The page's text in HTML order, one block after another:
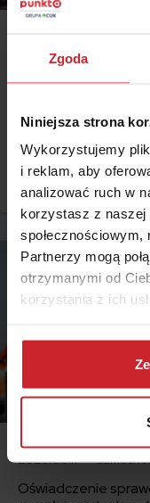
Zgoda
Niniejsza strona
Wykorzystujemy
i reklam, aby
analizować ruch w
korzystasz z naszej
Partnerzy mogą
otrzymanymi od
korzystania z ich
Dowiedz się więcej
można się z nami
przetwarzamy
Chińskie marki
nowoczesnymi
pytanie: ile kosztuje ich
komunikacyjne dla
różnią się od
japońskich i koreańskich.
Czytaj więcej
2026.06.17 •
Oświadczenie